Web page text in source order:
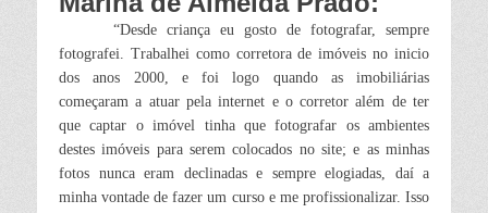
“Desde criança eu gosto de fotografar, sempre
fotografei. Trabalhei como corretora de imóveis no inicio
dos anos 2000, e foi logo quando as imobiliárias
começaram a atuar pela internet e o corretor além de ter
que captar o imóvel tinha que fotografar os ambientes
destes imóveis para serem colocados no site; e as minhas
fotos nunca eram declinadas e sempre elogiadas, daí a
minha vontade de fazer um curso e me profissionalizar. Isso